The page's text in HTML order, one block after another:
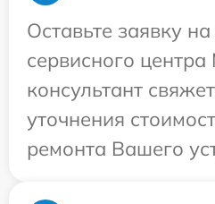
Оставьте заявку на
сервисного
консультант
уточнения
ремонта Вашего